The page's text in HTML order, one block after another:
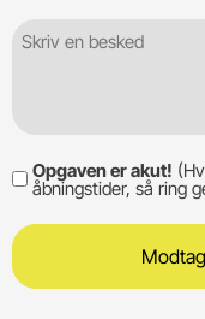
Opgaven
akut!
Opgaven er akut!
åbningstider, så ring